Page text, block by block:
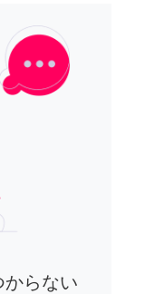
からない